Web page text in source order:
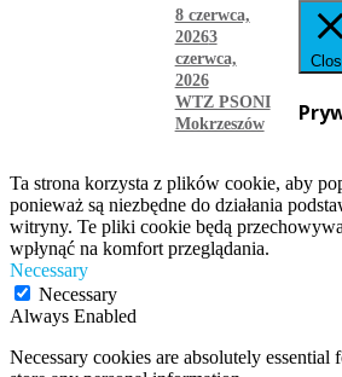
8 czerwca,
20263
czerwca,
2026
WTZ PSONI
Mokrzeszów
Ta strona korzysta z plików cookie, aby
ponieważ są niezbędne do działania
witryny. Te pliki cookie będą
wpłynąć na komfort przeglądania.
Necessary
Necessary
Always Enabled
Necessary cookies are absolutely